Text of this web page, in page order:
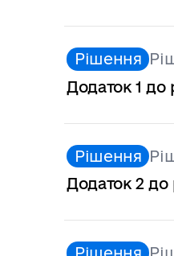
Рішення
Додаток 1 до
Рішення
Додаток 2 до